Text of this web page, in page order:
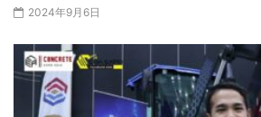
2024年9月6日